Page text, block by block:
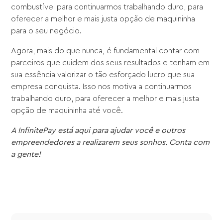
combustível para continuarmos trabalhando duro, para
oferecer a melhor e mais justa opção de maquininha
para o seu negócio.
Agora, mais do que nunca, é fundamental contar com
parceiros que cuidem dos seus resultados e tenham em
sua essência valorizar o tão esforçado lucro que sua
empresa conquista. Isso nos motiva a continuarmos
trabalhando duro, para oferecer a melhor e mais justa
opção de maquininha até você.
A InfinitePayestá aqui para ajudar você e outros
empreendedores a realizarem seus sonhos. Conta com
a gente!